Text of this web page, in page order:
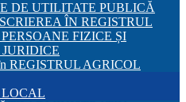
DE UTILITATE PUBLICĂ
ÎN REGISTRUL
FIZICE ȘI
REGISTRUL AGRICOL